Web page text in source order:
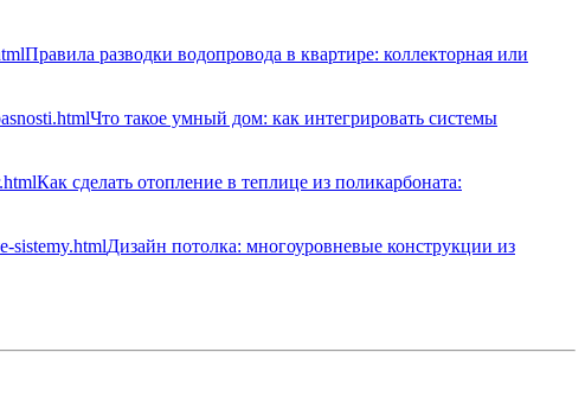
Правила разводки водопровода в квартире: коллекторная или
Что такое умный дом: как интегрировать системы
Как сделать отопление в теплице из поликарбоната:
Дизайн потолка: многоуровневые конструкции из